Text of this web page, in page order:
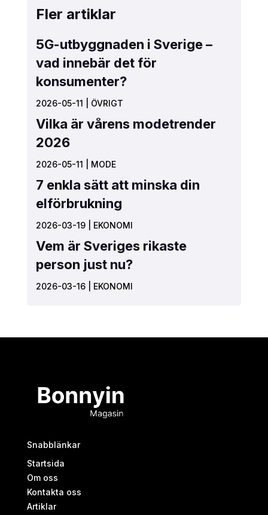
Fler artiklar
5G-utbyggnaden i Sverige –
vad innebär det för
konsumenter?
2026-05-11 ÖVRIGT
Vilka är vårens modetrender
2026
2026-05-11 MODE
7 enkla sätt att minska din
elförbrukning
2026-03-19| EKONOMI
Vem är Sveriges rikaste
person just nu?
2026-03-16| EKONOMI
Snabblänkar
Startsida
Om oss
Kontakta oss
Artiklar